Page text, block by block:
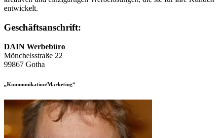
entwickelt.
Geschäftsanschrift:
DAIN Werbebüro
Mönchelsstraße 22
99867 Gotha
„Kommunikation/Marketing“